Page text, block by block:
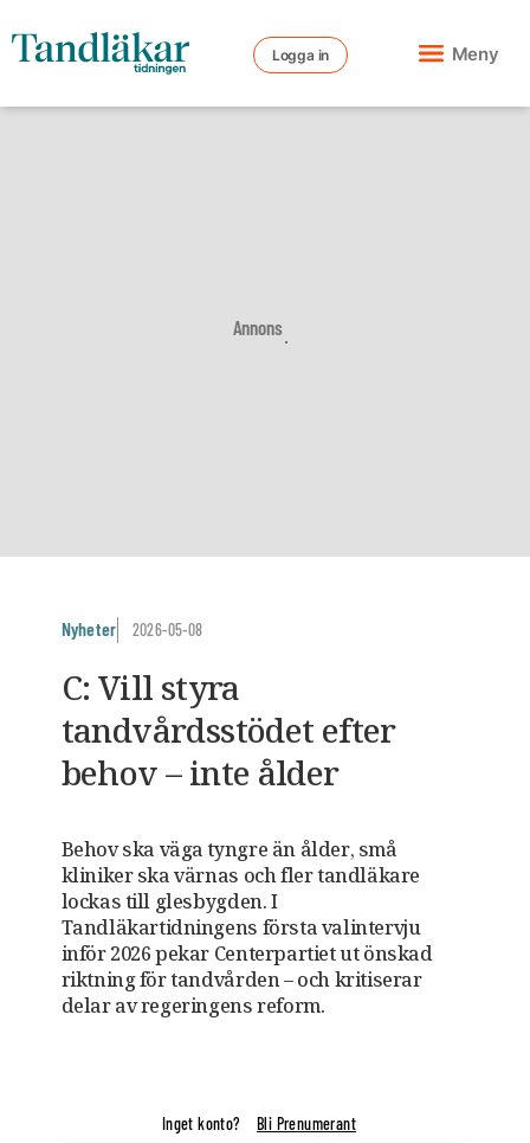
Logga in Meny
Annons
Nyheter 2026-05-08
C: Vill styra
tandvårdsstödet efter
behov – inte ålder
Behov ska väga tyngre än ålder, små
kliniker ska värnas och fler tandläkare
lockas till glesbygden. I
Tandläkartidningens första valintervju
inför 2026 pekar Centerpartiet ut önskad
riktning för tandvården – och kritiserar
delar av regeringens reform.
Inget konto? Bli Prenumerant